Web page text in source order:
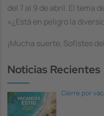
del 7 al 9 de abril. El tema
«¿Está en peligro la
¡Mucha suerte, Sofistes
Noticias Recientes
Cierre por